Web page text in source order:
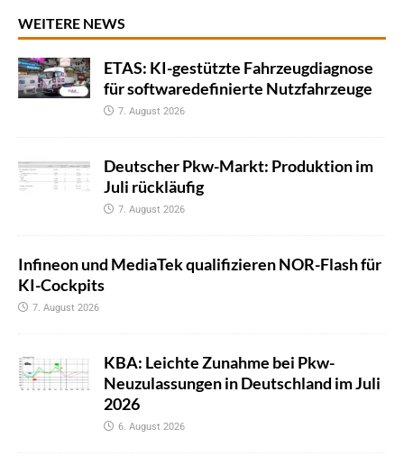
WEITERE NEWS
ETAS: KI-gestützte Fahrzeugdiagnose
für softwaredefinierte Nutzfahrzeuge
7. August 2026
Deutscher Pkw-Markt: Produktion im
Juli rückläufig
7. August 2026
Infineon und MediaTek qualifizieren NOR-Flash für
KI-Cockpits
7. August 2026
KBA: Leichte Zunahme bei Pkw-
Neuzulassungen in Deutschland im Juli
2026
6. August 2026